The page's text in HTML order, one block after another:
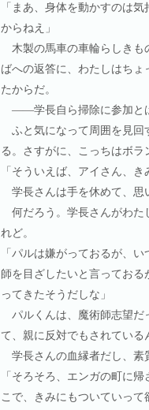
「まあ、身体を動かすのは
からねえ」
木製の馬車の車輪らしきも
ばへの返答に、わたしはち
たからだ。
――学長自ら掃除に参加と
ふと気になって周囲を見回
る。さすがに、こっちはボラ
「そういえば、アイさん、
学長さんは手を休めて、思
何だろう。学長さんがわた
れど。
「パルは嫌がっておるが、
師を目ざしたいと言ってお
ってきたそうだしな」
パルくんは、魔術師志望だ
て、親に反対でもされている
学長さんの血縁者だし、素
「そろそろ、エンガの町に
こで、きみにもついていっ